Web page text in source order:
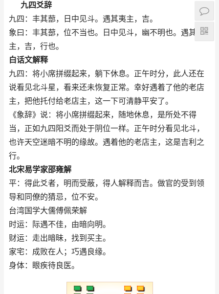
九四爻辞
九四：丰其蔀，日中见斗。遇其夷主，吉。
象曰：丰其蔀，位不当也。日中见斗，幽不明也。遇其夷
主，吉，行也。
白话文解释
九四：将小席拼缀起来，躺下休息。正午时分，此人还在
说看见北斗星，看来还未恢复正常。幸好遇着了他的老店
主，把他托付给老店主，这一下可清静平安了。
《象辞》说：将小席拼缀起来，随地休息，是所处不得
当，正如九四阳爻而处于阴位一样。正午时分看见北斗，
也许天空迷暗不明的缘故。遇着他的老店主，这是吉利之
行。
北宋易学家邵雍解
平：得此爻者，明而受蔽，得人解释而吉。做官的受到领
导和同僚的猜忌，位不安。
台湾国学大儒傅佩荣解
时运：际遇不佳，由暗向明。
财运：走出暗昧，找到买主。
家宅：成败在人；巧遇良缘。
身体：眼疾待良医。